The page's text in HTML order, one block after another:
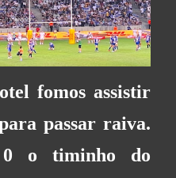
fomos assistir
passar raiva.
o timinho do